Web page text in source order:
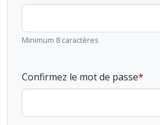
Minimum 8 caractères
Confirmez le mot de passe